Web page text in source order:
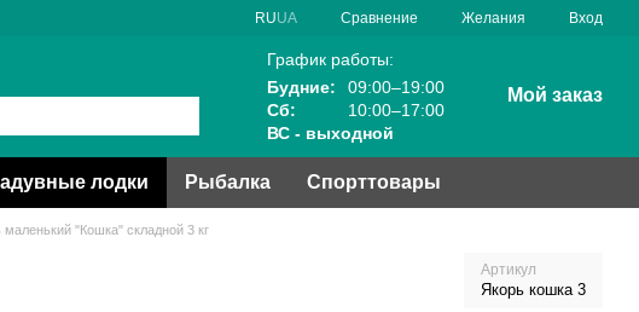
RUUA Сравнение Желания Вход
График работы:
Будние:
09:00–19:00
Сб:
10:00–17:00
ВС - выходной
Мой заказ
лодки Рыбалка Спорттовары
маленький "Кошка" складной 3 кг
Артикул
Якорь кошка 3